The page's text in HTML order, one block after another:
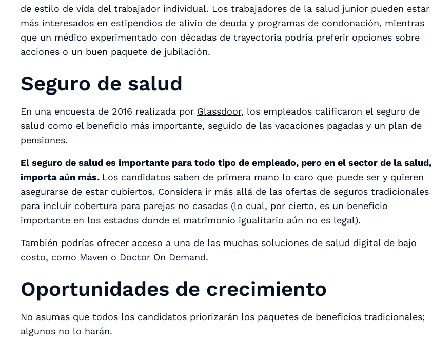
de estilo de vida del trabajador individual. Los trabajadores de la salud junior pueden estar
más interesados en estipendios de alivio de deuda y programas de condonación, mientras
que un médico experimentado con décadas de trayectoria podría preferir opciones sobre
acciones o un buen paquete de jubilación.
Seguro de salud
En una encuesta de 2016 realizada por Glassdoor, los empleados calificaron el seguro de
salud como el beneficio más importante, seguido de las vacaciones pagadas y un plan de
pensiones.
El seguro de salud es importante para todo tipo de empleado, pero en el sector de la salud,
importa aún más. Los candidatos saben de primera mano lo caro que puede ser y quieren
asegurarse de estar cubiertos. Considera ir más allá de las ofertas de seguros tradicionales
para incluir cobertura para parejas no casadas (lo cual, por cierto, es un beneficio
importante en los estados donde el matrimonio igualitario aún no es legal).
También podrías ofrecer acceso a una de las muchas soluciones de salud digital de bajo
costo, como Maven o Doctor On Demand.
Oportunidades de crecimiento
No asumas que todos los candidatos priorizarán los paquetes de beneficios tradicionales;
algunos no lo harán.